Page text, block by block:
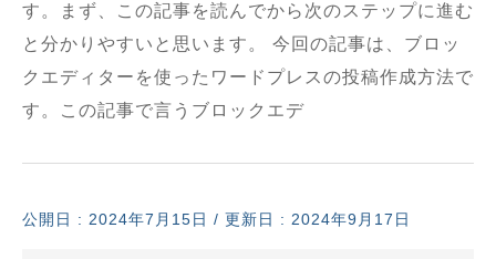
す。まず、この記事を読んでから次のステップに進む
と分かりやすいと思います。 今回の記事は、ブロッ
クエディターを使ったワードプレスの投稿作成方法で
す。この記事で言うブロックエデ
公開日 : 2024年7月15日 / 更新日 : 2024年9月17日